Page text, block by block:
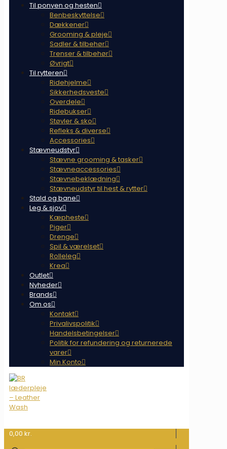
Til ponyen og hesten
Benbeskyttelse
Dækkener
Grooming & pleje
Sadler & tilbehør
Trenser & tilbehør
Øvrigt
Til rytteren
Ridehjelme
Sikkerhedsveste
Overdele
Ridebukser
Støvler & sko
Refleks & diverse
Accessories
Stævneudstyr
Stævne grooming & tasker
Stævneaccessories
Stævnebeklædning
Stævneudstyr til hest & rytter
Stald og bane
Leg & sjov
Kæpheste
Piger
Drenge
Spil & værelset
Rolleleg
Krea
Outlet
Nyheder
Brands
Om os
Kontakt
Privalivspolitik
Handelsbetingelser
Politik for refundering og returnerede
varer
Min Konto
0,00 kr.